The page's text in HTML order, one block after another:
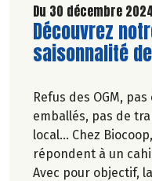
Du 30 décembre
Lire la suite
Découvrez
saisonnalité
Refus des OGM,
emballés, pas de
local… Chez
répondent à un
Avec pour objectif,